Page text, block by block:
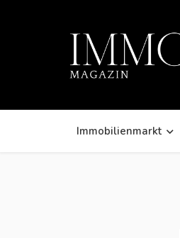
Immobilienmarkt